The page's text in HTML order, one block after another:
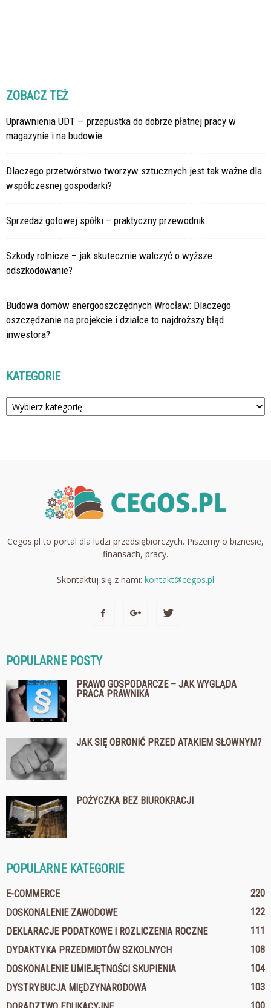
ZOBACZ TEŻ
Uprawnienia UDT — przepustka do dobrze płatnej pracy w
magazynie i na budowie
Dlaczego przetwórstwo tworzyw sztucznych jest tak ważne dla
współczesnej gospodarki?
Sprzedaż gotowej spółki – praktyczny przewodnik
Szkody rolnicze – jak skutecznie walczyć o wyższe
odszkodowanie?
Budowa domów energooszczędnych Wrocław: Dlaczego
oszczędzanie na projekcie i działce to najdroższy błąd
inwestora?
KATEGORIE
Kategorie
Cegos.pl to portal dla ludzi przedsiębiorczych. Piszemy o biznesie,
finansach, pracy.
Skontaktuj się z nami: kontakt@cegos.pl
POPULARNE POSTY
PRAWO GOSPODARCZE – JAK WYGLĄDA
PRACA PRAWNIKA
JAK SIĘ OBRONIĆ PRZED ATAKIEM SŁOWNYM?
POŻYCZKA BEZ BIUROKRACJI
POPULARNE KATEGORIE
E-COMMERCE
220
DOSKONALENIE ZAWODOWE
122
DEKLARACJE PODATKOWE I ROZLICZENIA ROCZNE
111
DYDAKTYKA PRZEDMIOTÓW SZKOLNYCH
108
DOSKONALENIE UMIEJĘTNOŚCI SKUPIENIA
104
DYSTRYBUCJA MIĘDZYNARODOWA
103